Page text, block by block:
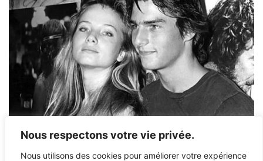
Nous respectons votre vie privée.
Nous utilisons des cookies pour améliorer votre expérience